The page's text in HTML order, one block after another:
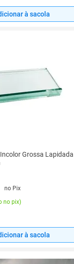
à sacola
Grossa Lapidada
no Pix
no pix)
à sacola